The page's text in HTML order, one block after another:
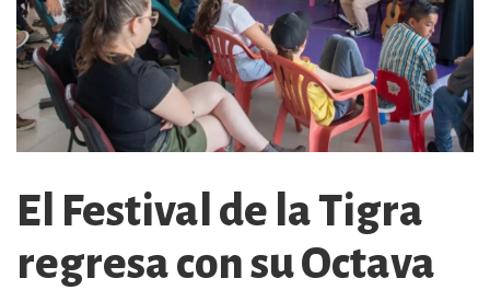
El Festival de la Tigra
regresa con su Octava